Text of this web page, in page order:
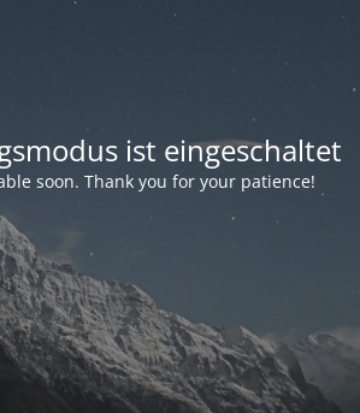
ist eingeschaltet
soon. Thank you for your patience!